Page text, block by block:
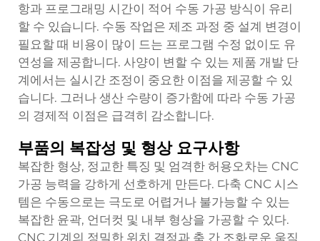
항과 프로그래밍 시간이 적어 수동 가공 방식이 유리
할 수 있습니다. 수동 작업은 제조 과정 중 설계 변경이
필요할 때 비용이 많이 드는 프로그램 수정 없이도 유
연성을 제공합니다. 사양이 변할 수 있는 제품 개발 단
계에서는 실시간 조정이 중요한 이점을 제공할 수 있
습니다. 그러나 생산 수량이 증가함에 따라 수동 가공
의 경제적 이점은 급격히 감소합니다.
부품의 복잡성 및 형상 요구사항
복잡한 형상, 정교한 특징 및 엄격한 허용오차는 CNC
가공 능력을 강하게 선호하게 만든다. 다축 CNC 시스
템은 수동으로는 극도로 어렵거나 불가능할 수 있는
복잡한 윤곽, 언더컷 및 내부 형상을 가공할 수 있다.
CNC 기계의 정밀한 위치 결정과 축 간 조화로운 움직